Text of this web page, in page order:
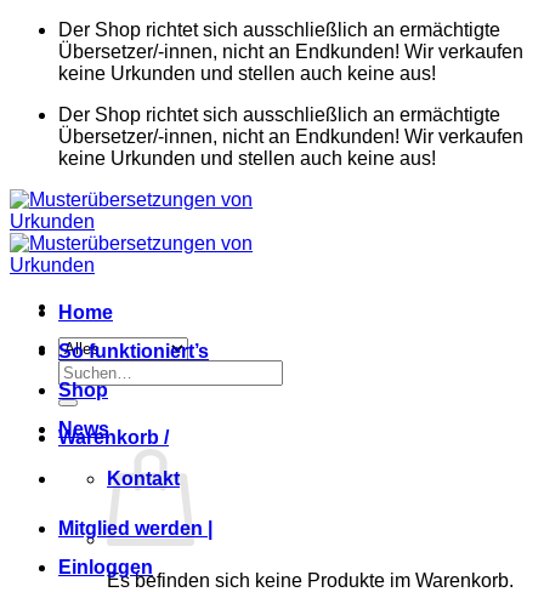
Zum
springen
Der Shop richtet sich ausschließlich an ermächtigte
Übersetzer/-innen, nicht an Endkunden! Wir verkaufen
keine Urkunden und stellen auch keine aus!
Der Shop richtet sich ausschließlich an ermächtigte
Übersetzer/-innen, nicht an Endkunden! Wir verkaufen
keine Urkunden und stellen auch keine aus!
Suchen
nach:
Warenkorb /
Es befinden sich keine Produkte im Warenkorb.
Home
So funktioniert’s
Shop
News
Kontakt
Mitglied werden |
Einloggen